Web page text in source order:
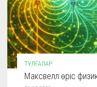
ТҰЛҒАЛАР
Максвелл өріс